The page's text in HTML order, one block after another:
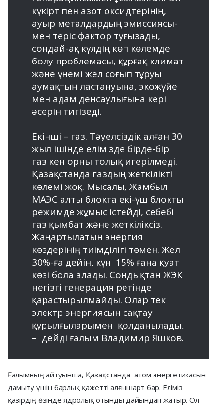
күкірт пен азот оксидтерінің,
ауыр металдардың эмиссиясы­
мен теріс фактор туғызады,
сондай-ақ күлдің көп көлемде
болу проблемасы, құрғақ климат
және үнемі жел соғып тұруы
аумақтың ластануына, экожүйе
мен адам денсаулығына кері
әсерін тигізеді.
Екінші – газ. Тәуелсіздік ал­ған 30
жыл ішінде елімізде бір­де-бір
газ кен орны толық иге­ріл­меді.
Қазақстанда газдың жеткілікті
көлемі жоқ. Мысалы, Жамбыл
МАЭС алты блокта екі-үш блокты
режимде жұмыс істейді, себебі
газ қымбат және жеткіліксіз.
Жаңартылатын энергия
көздерінің тиімділігі төмен. Жел
30%-ға дейін, күн 15% ғана қуат
көзі бола алады. Сондықтан ЖЭК
негізгі гене­рация ретінде
қарастырыл­май­ды. Олар тек
электр энергиясын сақтау
құрылғыларымен қолда­нылады,
– дейді ғалым Влади­мир Яшков.
Ғалымның айтуынша, Қа­зақ­станда атом энергетикасын
дамыту үшін барлық қажетті алғышарт бар. Еліміз
қазірдің өзінде ядролық отынды дайын­дап жатыр. Ол –